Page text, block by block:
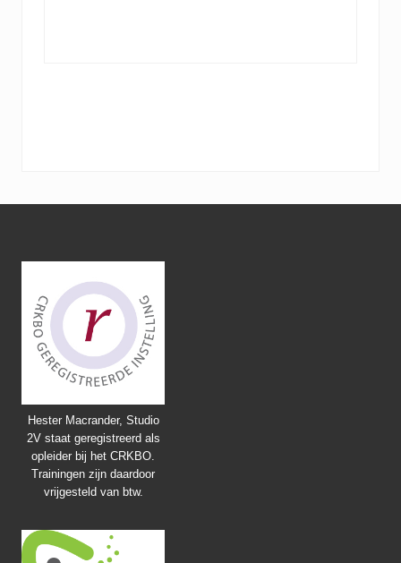
Hester Macrander, Studio
2V staat geregistreerd als
opleider bij het CRKBO.
Trainingen zijn daardoor
vrijgesteld van btw.